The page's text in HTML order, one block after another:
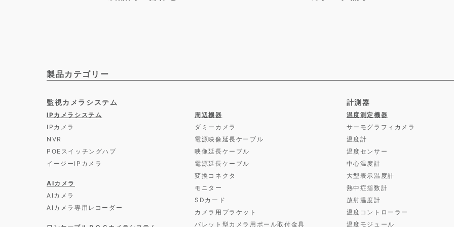
製品カテゴリー
監視カメラシステム
IPカメラシステム
IPカメラ
NVR
POEスイッチングハブ
イージーIPカメラ
AIカメラ
AIカメラ
AIカメラ専用レコーダー
周辺機器
ダミーカメラ
電源映像延長ケーブル
映像延長ケーブル
電源延長ケーブル
変換コネクタ
モニター
SDカード
カメラ用ブラケット
バレット型カメラ用ポール取付金具
計測器
温度測定機器
サーモグラフィカメラ
温度計
温度センサー
中心温度計
大型表示温度計
熱中症指数計
放射温度計
温度コントローラー
温度モジュール